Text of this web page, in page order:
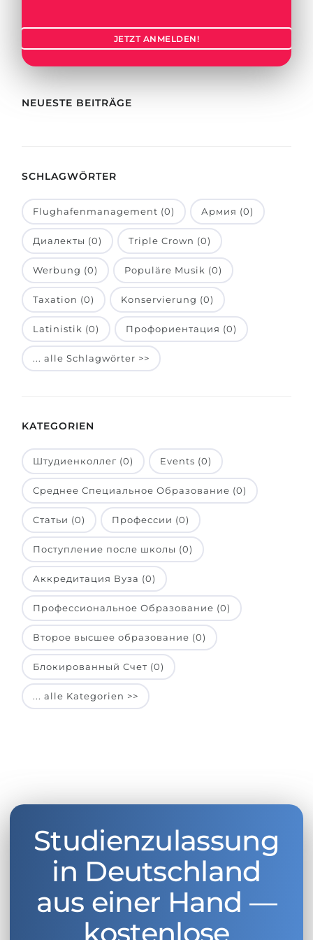
BERUFE
Beispiel-Stellenangebote
Holland-Test
Interessenkarte-Test
RIASEC-Test
Erfolgzu
100%
Unsere Studierenden werden
BERATUNG!
BEWERBEN FÜR FACHRICHTUNG …
Medizin
Physik
BEWERBEN AUS …
Russland
Ukraine
Kasachstan
Aserbaidschan
Armenien
Belarus
Anderes Land
JETZT ANMELDEN!
NEUESTE BEITRÄGE
SCHLAGWÖRTER
Flughafenmanagement (0) Армия (0)
Диалекты (0) Triple Crown (0)
Werbung (0) Populäre Musik (0)
Taxation (0) Konservierung (0)
Latinistik (0) Профориентация (0)
... alle Schlagwörter >>
KATEGORIEN
Штудиенколлег (0) Events (0)
Среднее Специальное Образование (0)
Статьи (0) Профессии (0)
Поступление после школы (0)
Аккредитация Вуза (0)
Профессиональное Образование (0)
Второе высшее образование (0)
Блокированный Счет (0)
... alle Kategorien >>
Studienzulassung
in Deutschland
aus einer Hand —
kostenlose